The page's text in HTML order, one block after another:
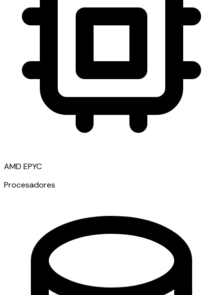
AMD EPYC
Procesadores